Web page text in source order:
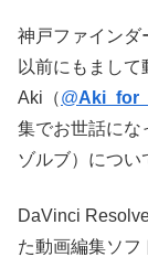
神戸ファインダ
以前にもまし
Aki（@
集でお世話にな
ゾルブ）につい
DaVinci
た動画編集ソフ